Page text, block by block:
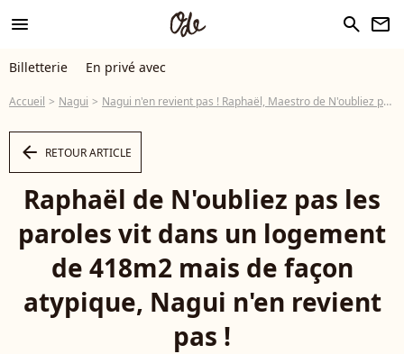
menu search newsletter
Billetterie En privé avec
Accueil Nagui Nagui n'en revient pas ! Raphaël, Maestro de N'oubliez pas les paroles, vit dans un logement de 418m2 et de façon atypique
arrow_left RETOUR ARTICLE
Raphaël de N'oubliez pas les
paroles vit dans un logement
de 418m2 mais de façon
atypique, Nagui n'en revient
pas !